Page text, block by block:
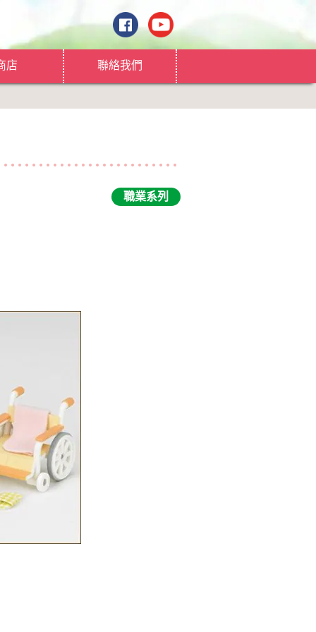
店 聯絡我們
職業系列